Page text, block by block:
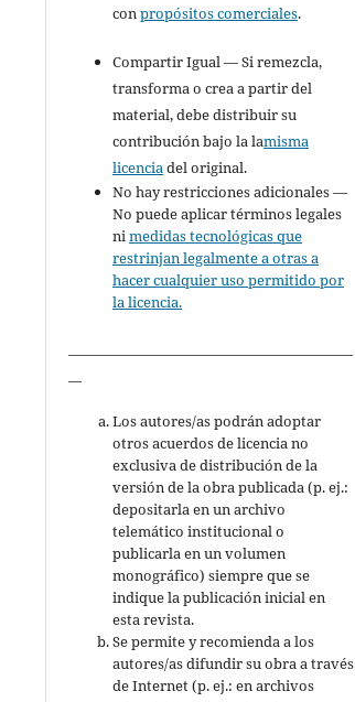
conpropósitos comerciales.
Compartir Igual — Si remezcla,
transforma o crea a partir del
material, debe distribuir su
contribución bajo la lamisma
licenciadel original.
No hay restricciones adicionales —
No puede aplicar términos legales
nimedidas tecnológicas que
restrinjan legalmente a otras a
hacer cualquier uso permitido por
la licencia.
Los autores/as podrán adoptar
otros acuerdos de licencia no
exclusiva de distribución de la
versión de la obra publicada (p. ej.:
depositarla en un archivo
telemático institucional o
publicarla en un volumen
monográfico) siempre que se
indique la publicación inicial en
esta revista.
Se permite y recomienda a los
autores/as difundir su obra a través
de Internet (p. ej.: en archivos